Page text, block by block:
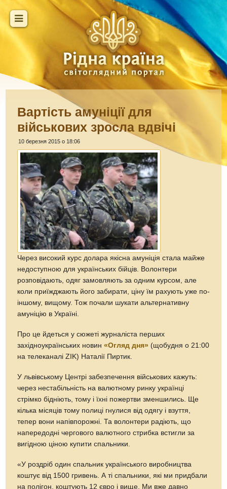
Вартість амуніції для
військових зросла вдвічі
10 березня 2015 о 18:06
Через високий курс долара якісна амуніція стала майже
недоступною для українських бійців. Волонтери
розповідають, одяг замовляють за одним курсом, але
коли приїжджають його забирати, ціну їм рахують уже по-
іншому, вищому. Тож почали шукати альтернативну
амуніцію в Україні.
Про це йдеться у сюжеті журналіста перших
західноукраїнських новин«Огляд дня» (щобудня о 21:00
на телеканалі ZIK) Наталії Пиртик.
У львівському Центрі забезпечення військових кажуть:
через нестабільність на валютному ринку українці
стрімко бідніють, тому і їхні пожертви зменшились. Ще
кілька місяців тому полиці гнулися від одягу і взуття,
тепер вони напівпорожні. Та волонтери радіють, що
напередодні чергового валютного стрибка встигли за
вигідною ціною купити спальники.
«У роздріб один спальник українського виробництва
коштує від 1500 гривень. А ті спальники, які ми придбали
на полігон, коштують 12 євро і вище. Ми вже давно